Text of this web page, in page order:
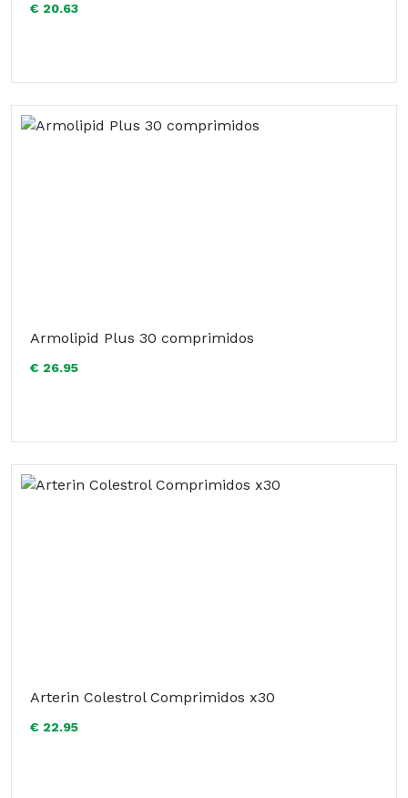
€ 20.63
Armolipid Plus 30 comprimidos
€ 26.95
Arterin Colestrol Comprimidos x30
€ 22.95